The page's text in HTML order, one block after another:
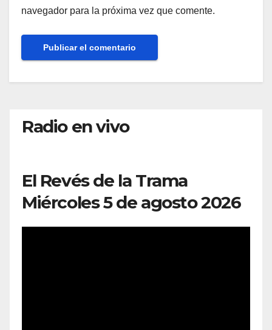
navegador para la próxima vez que comente.
Radio en vivo
El Revés de la Trama
Miércoles 5 de agosto 2026